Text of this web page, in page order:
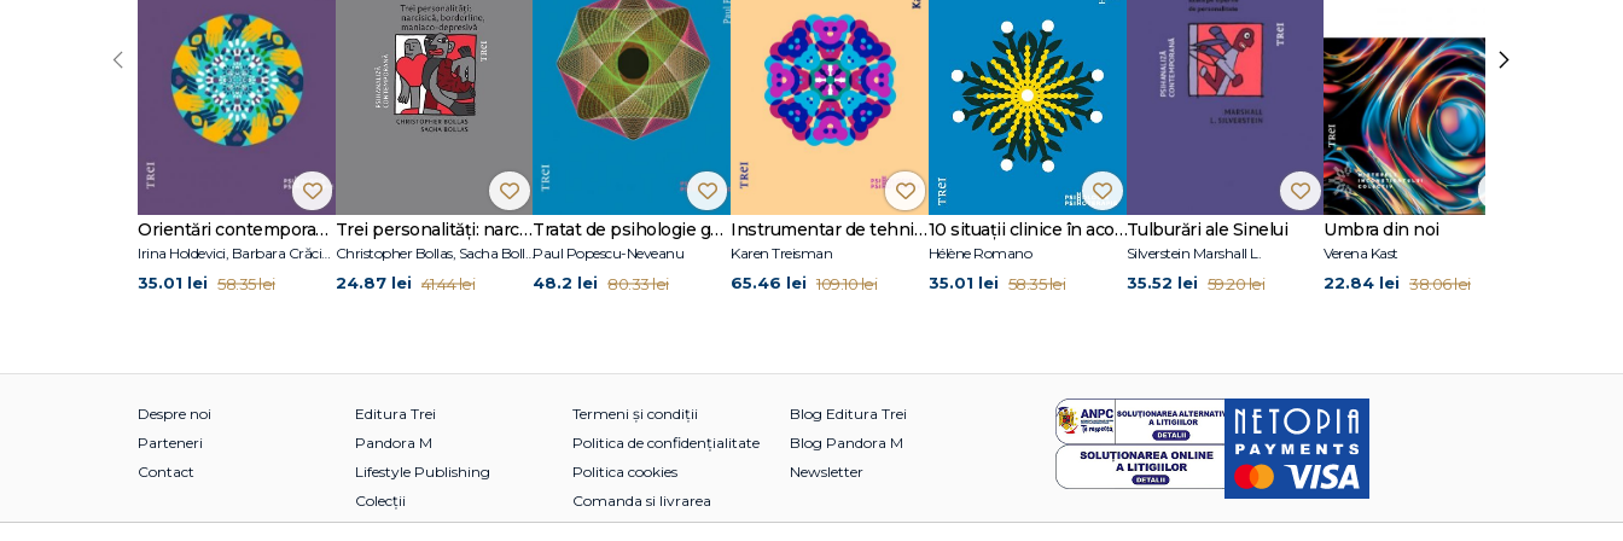
Orientări contemporane în psihoterapie și consiliere psihologică
Irina Holdevici, Barbara Crăciun
35.01 lei 58.35 lei
Trei personalități: narcisică, borderline, maniaco-depresivă
Christopher Bollas, Sacha Bollas
24.87 lei 41.44 lei
Tratat de psihologie generală
Paul Popescu-Neveanu
48.2 lei 80.33 lei
Instrumentar de tehnici terapeutice creative
Karen Treisman
65.46 lei 109.10 lei
10 situații clinice în acompanierea doliului
Hélène Romano
35.01 lei 58.35 lei
Tulburări ale Sinelui
Silverstein Marshall L.
35.52 lei 59.20 lei
Umbra din noi
Verena Kast
22.84 lei 38.06 lei
‹ ›
Despre noi
Parteneri
Contact
Editura Trei
Pandora M
Lifestyle Publishing
Colecții
Termeni și condiții
Politica de confidențialitate
Politica cookies
Comanda si livrarea
Blog Editura Trei
Blog Pandora M
Newsletter